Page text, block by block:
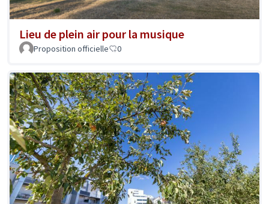
Lieu de plein air pour la musique
Proposition officielle 0